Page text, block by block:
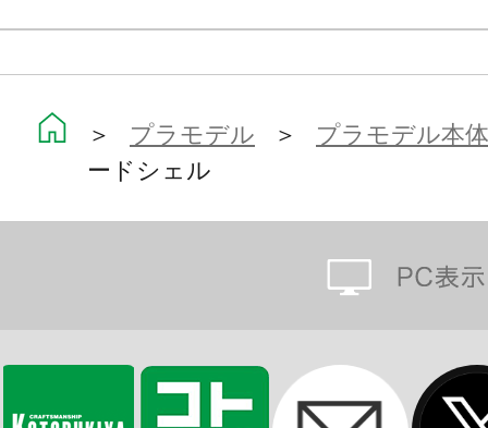
＞ プラモデル ＞ プラモデル本体
ードシェル